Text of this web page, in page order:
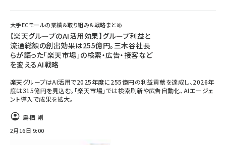
大手ECモールの業績＆取り組み＆戦略まとめ
【楽天グループのAI活用効果】グループ利益と
流通総額の創出効果は255億円。三木谷社長
らが語った「楽天市場」の検索・広告・接客など
を変えるAI戦略
楽天グループはAI活用で2025年度に255億円の利益貢献を達成し、2026年
度は315億円を見込む。「楽天市場」では検索刷新や広告自動化、AIエージェ
ント導入で成果を拡大。
鳥栖 剛
2月16日 9:00